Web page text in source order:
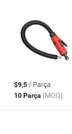
$9,5/ Parça
10 Parça (MOQ)